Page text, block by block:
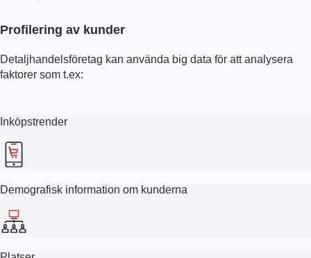
Profilering av kunder
Detaljhandelsföretag kan använda big data för att analysera
faktorer som t.ex:
Inköpstrender
Demografisk information om kunderna